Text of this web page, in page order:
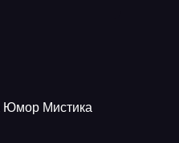
Юмор Мистика